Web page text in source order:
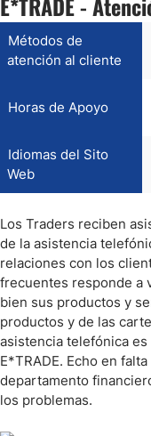
Métodos de
atención al cliente
Horas de Apoyo
Idiomas del Sito
Web
Los Traders reciben
de la asistencia
relaciones con los
frecuentes responde a
bien sus productos y
productos y de las
asistencia telefónica
E*TRADE. Echo en
departamento
los problemas.